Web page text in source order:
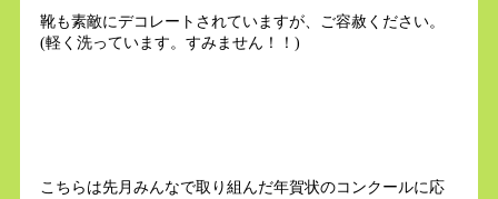
靴も素敵にデコレートされていますが、ご容赦ください。
(軽く洗っています。すみません！！)
こちらは先月みんなで取り組んだ年賀状のコンクールに応